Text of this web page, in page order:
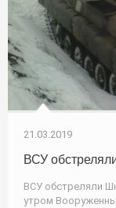
21.03.2019
ВСУ
ВСУ обстреляли
утром